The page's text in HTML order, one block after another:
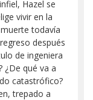
Hazel se
vivir en la
todavía
después
de ingeniera
¿De qué va a
catastrófico?
trepado a